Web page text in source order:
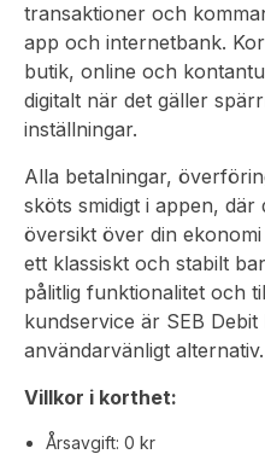
transaktioner och
app och internetbank.
butik, online och
digitalt när det gäller
inställningar.
Alla betalningar,
sköts smidigt i appen,
översikt över din
ett klassiskt och stabilt
pålitlig funktionalitet och
kundservice är SEB
användarvänligt alternativ.
Villkor i korthet:
Årsavgift: 0 kr